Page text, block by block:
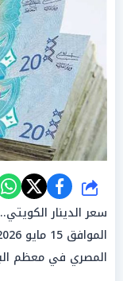
شارك
سعر الدينار
المصري في معظم